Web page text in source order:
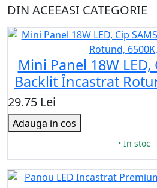
DIN ACEEASI CATEGORIE
Mini Panel 18W LED,
Backlit Încastrat
29.75 Lei
Adauga in cos
• In stoc